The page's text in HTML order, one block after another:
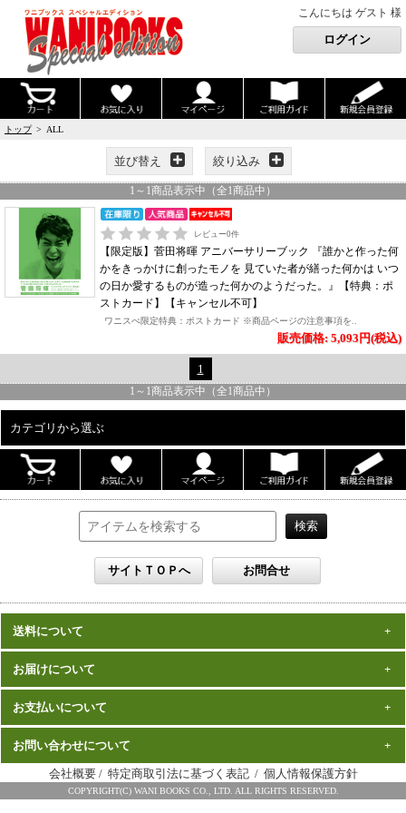
こんにちは ゲスト 様
トップ> ALL
並び替え 絞り込み
1 ～ 1商品表示中（全1商品中）
レビュー0件
【限定版】菅田将暉 アニバーサリーブック 『誰かと作った何
かをきっかけに創ったモノを 見ていた者が繕った何かは いつ
の日か愛するものが造った何かのようだった。』【特典：ポ
ストカード】【キャンセル不可】
ワニスぺ限定特典：ポストカード ※商品ページの注意事項を..
販売価格: 5,093円(税込)
1
1 ～ 1商品表示中（全1商品中）
カテゴリから選ぶ
ALL
男性写真集
雑誌
送料について
数量、価格に関わらず
※沖縄の送料は1,500円となります。
※商品により諸事情で金額が変更する場合もございます。
※同梱不可の商品もございますのでご注意ください。
詳細はこちら
お届けについて
在庫がある商品につきましては、
お届けとなります。
予約商品は、特典完成後の発送となりますので、
発売（予定）日
から１～２ヶ月程度でのお届けとなります
※お届けは日本国内に限らせていただきます。
お支払いについて
クレジットカード・代金引換がご利用になれます。
お問い合わせについて
ワニブックス スペシャルエディション事務局
会社概要/ 特定商取引法に基づく表記 / 個人情報保護方針
COPYRIGHT(C) WANI BOOKS CO., LTD. ALL RIGHTS RESERVED.